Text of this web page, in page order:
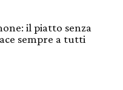
il piatto senza
sempre a tutti